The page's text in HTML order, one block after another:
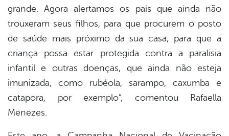
grande. Agora alertamos os pais que ainda não
trouxeram seus filhos, para que procurem o posto
de saúde mais próximo da sua casa, para que a
criança possa estar protegida contra a paralisia
infantil e outras doenças, que ainda não esteja
imunizada, como rubéola, sarampo, caxumba e
catapora, por exemplo”, comentou Rafaella
Menezes.